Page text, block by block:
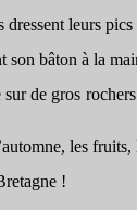
leurs
bâton à la
de gros
les fruits,
!